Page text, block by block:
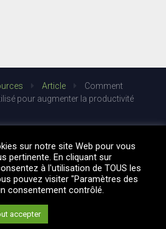
Article
Comment
pour augmenter la productivité
sur notre site Web pour vous
pertinente. En cliquant sur
à l'utilisation de TOUS les
pouvez visiter "Paramètres des
consentement contrôlé.
accepter